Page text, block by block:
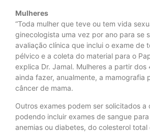
Mulheres
“Toda mulher que teve ou tem vida
ginecologista uma vez por ano para se
avaliação clínica que inclui o exame de
pélvico e a coleta do material para o
explica Dr. Jamal. Mulheres a partir dos
ainda fazer, anualmente, a mamografia
câncer de mama.
Outros exames podem ser solicitados a
podendo incluir exames de sangue
anemias ou diabetes, do colesterol total